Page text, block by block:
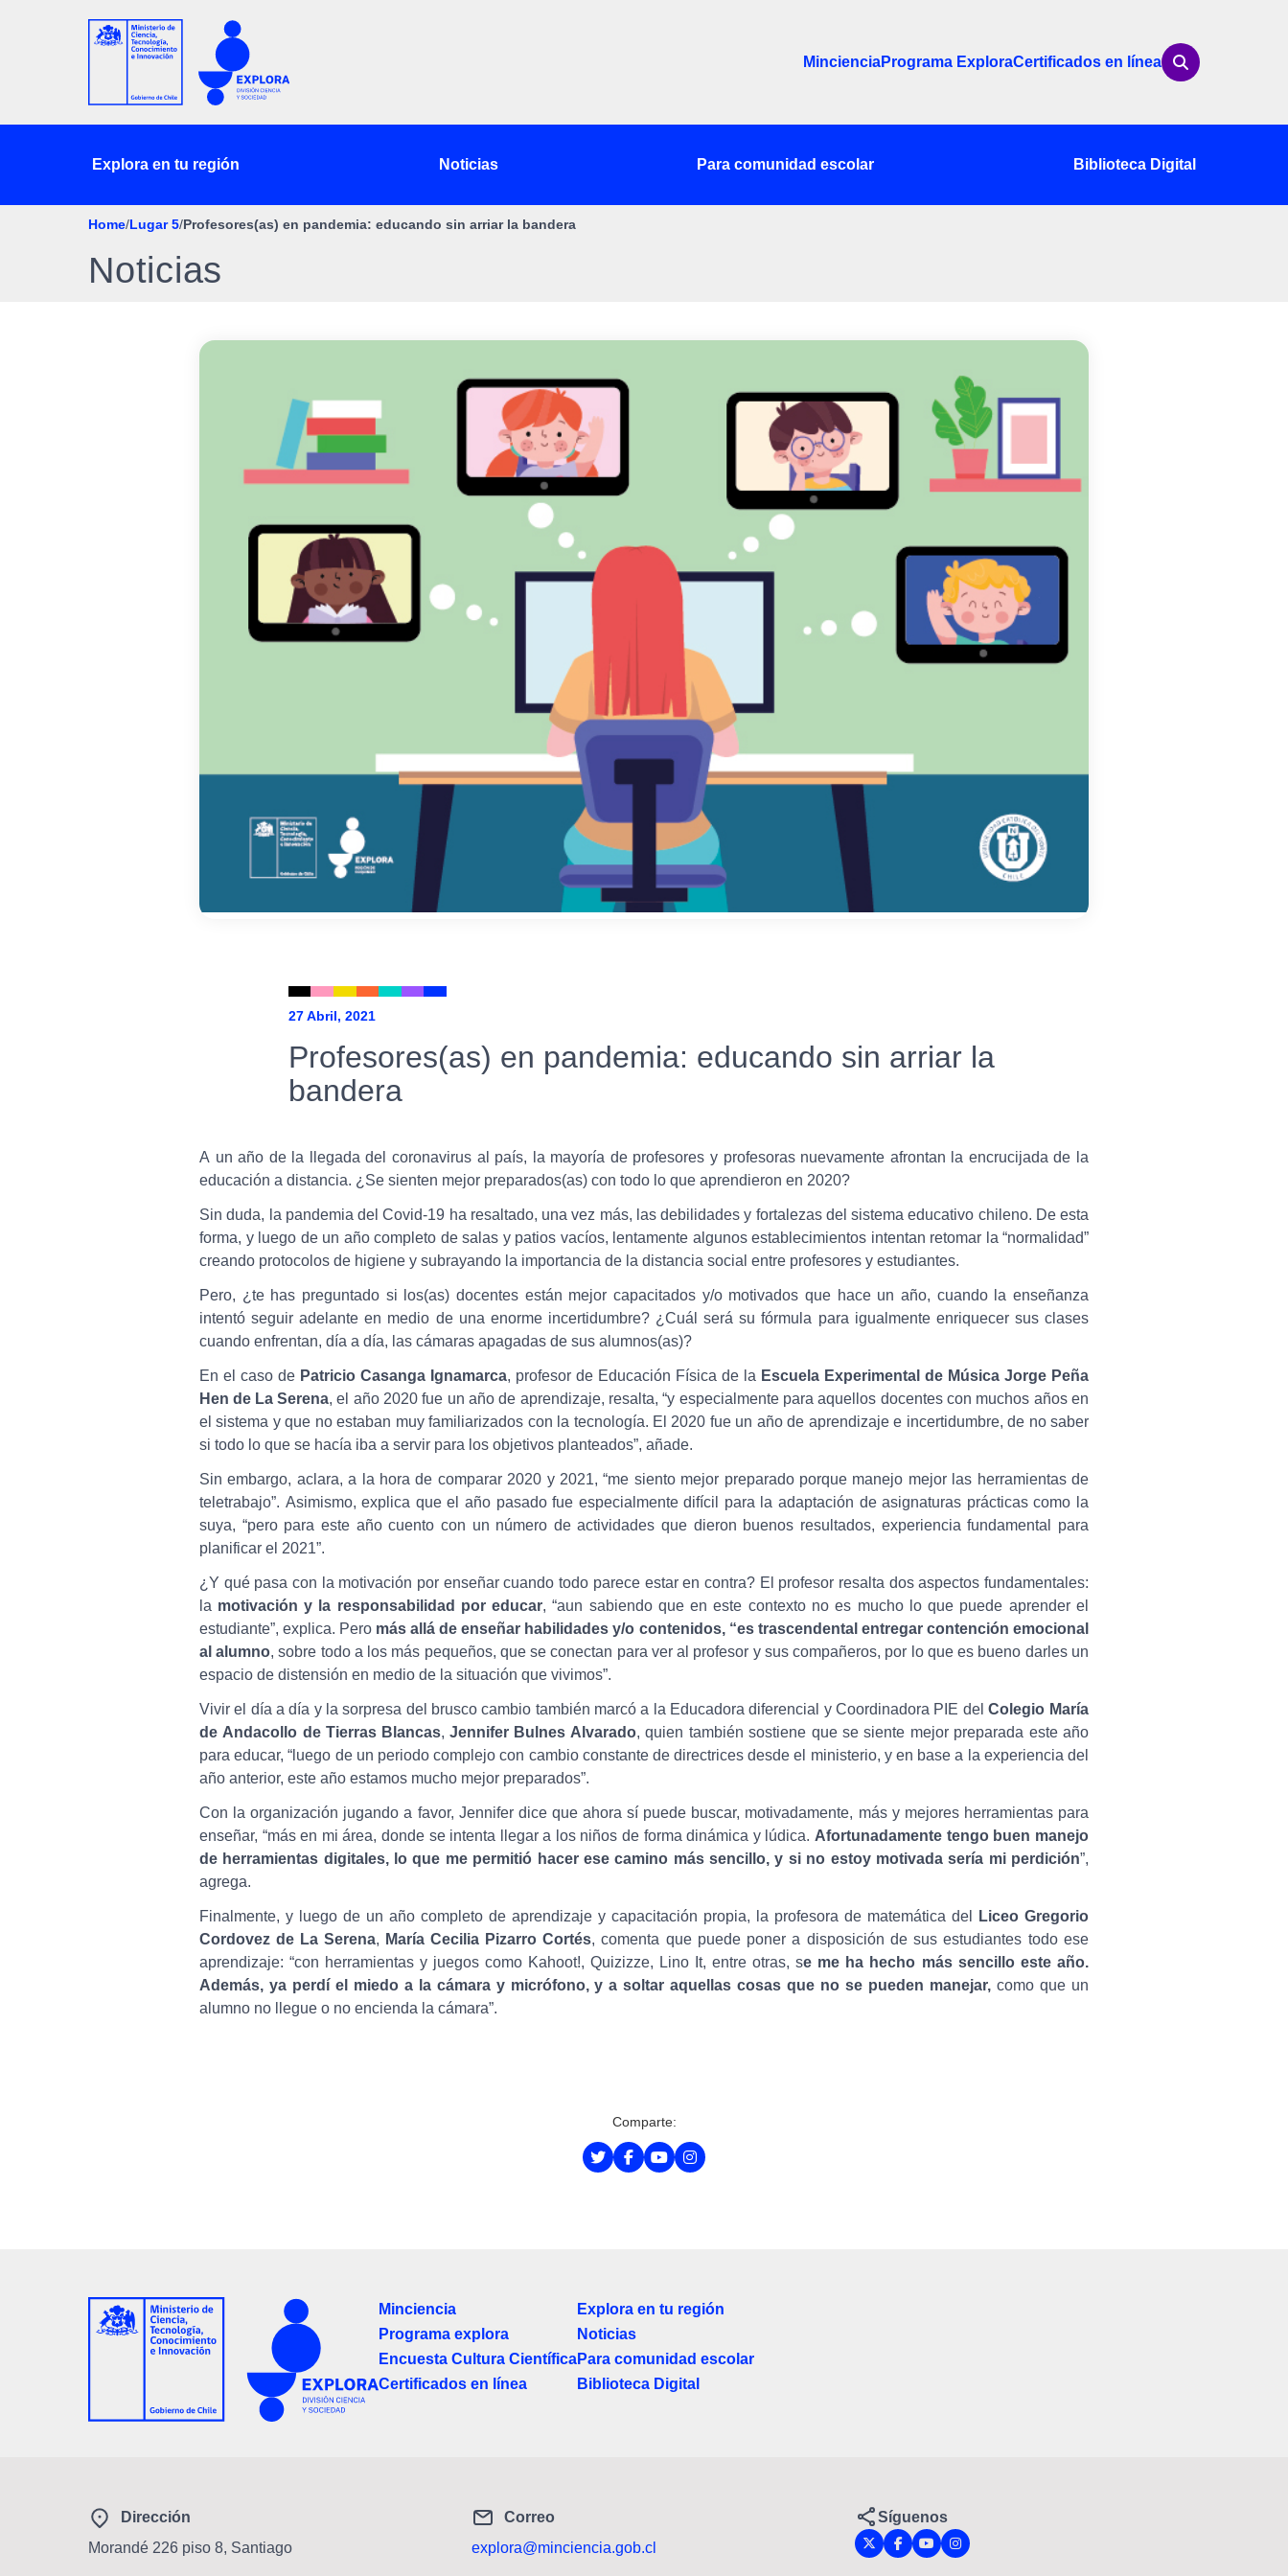
MincienciaPrograma ExploraCertificados en línea
Explora en tu región Noticias Para comunidad escolar Biblioteca Digital
Home/Lugar 5/Profesores(as) en pandemia: educando sin arriar la bandera
Noticias
27 Abril, 2021
Profesores(as) en pandemia: educando sin arriar la
bandera
A un año de la llegada del coronavirus al país, la mayoría de profesores y profesoras nuevamente afrontan la encrucijada de la
educación a distancia. ¿Se sienten mejor preparados(as) con todo lo que aprendieron en 2020?
Sin duda, la pandemia del Covid-19 ha resaltado, una vez más, las debilidades y fortalezas del sistema educativo chileno. De esta
forma, y luego de un año completo de salas y patios vacíos, lentamente algunos establecimientos intentan retomar la “normalidad”
creando protocolos de higiene y subrayando la importancia de la distancia social entre profesores y estudiantes.
Pero, ¿te has preguntado si los(as) docentes están mejor capacitados y/o motivados que hace un año, cuando la enseñanza
intentó seguir adelante en medio de una enorme incertidumbre? ¿Cuál será su fórmula para igualmente enriquecer sus clases
cuando enfrentan, día a día, las cámaras apagadas de sus alumnos(as)?
En el caso de Patricio Casanga Ignamarca, profesor de Educación Física de la Escuela Experimental de Música Jorge Peña
Hen de La Serena, el año 2020 fue un año de aprendizaje, resalta, “y especialmente para aquellos docentes con muchos años en
el sistema y que no estaban muy familiarizados con la tecnología. El 2020 fue un año de aprendizaje e incertidumbre, de no saber
si todo lo que se hacía iba a servir para los objetivos planteados”, añade.
Sin embargo, aclara, a la hora de comparar 2020 y 2021, “me siento mejor preparado porque manejo mejor las herramientas de
teletrabajo”. Asimismo, explica que el año pasado fue especialmente difícil para la adaptación de asignaturas prácticas como la
suya, “pero para este año cuento con un número de actividades que dieron buenos resultados, experiencia fundamental para
planificar el 2021”.
¿Y qué pasa con la motivación por enseñar cuando todo parece estar en contra? El profesor resalta dos aspectos fundamentales:
la motivación y la responsabilidad por educar, “aun sabiendo que en este contexto no es mucho lo que puede aprender el
estudiante”, explica. Pero más allá de enseñar habilidades y/o contenidos, “es trascendental entregar contención emocional
al alumno, sobre todo a los más pequeños, que se conectan para ver al profesor y sus compañeros, por lo que es bueno darles un
espacio de distensión en medio de la situación que vivimos”.
Vivir el día a día y la sorpresa del brusco cambio también marcó a la Educadora diferencial y Coordinadora PIE del Colegio María
de Andacollo de Tierras Blancas, Jennifer Bulnes Alvarado, quien también sostiene que se siente mejor preparada este año
para educar, “luego de un periodo complejo con cambio constante de directrices desde el ministerio, y en base a la experiencia del
año anterior, este año estamos mucho mejor preparados”.
Con la organización jugando a favor, Jennifer dice que ahora sí puede buscar, motivadamente, más y mejores herramientas para
enseñar, “más en mi área, donde se intenta llegar a los niños de forma dinámica y lúdica. Afortunadamente tengo buen manejo
de herramientas digitales, lo que me permitió hacer ese camino más sencillo, y si no estoy motivada sería mi perdición”,
agrega.
Finalmente, y luego de un año completo de aprendizaje y capacitación propia, la profesora de matemática del
Liceo Gregorio
Cordovez de La Serena, María Cecilia Pizarro Cortés, comenta que puede poner a disposición de sus estudiantes todo ese
aprendizaje: “con herramientas y juegos como Kahoot!, Quizizze, Lino It, entre otras, se me ha hecho más sencillo este año.
Además, ya perdí el miedo a la cámara y micrófono, y a soltar aquellas cosas que no se pueden manejar, como que un
alumno no llegue o no encienda la cámara”.
Comparte:
Minciencia
Programa explora
Encuesta Cultura Científica
Certificados en línea
Explora en tu región
Noticias
Para comunidad escolar
Biblioteca Digital
Dirección
Morandé 226 piso 8, Santiago
Correo
explora@minciencia.gob.cl
Síguenos